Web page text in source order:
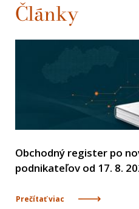
Články
Obchodný register po
podnikateľov od 17. 8.
Prečítať viac